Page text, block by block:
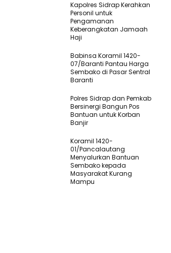
Kapolres Sidrap Kerahkan
Personil untuk
Pengamanan
Keberangkatan Jamaah
Haji
Babinsa Koramil 1420-
07/Baranti Pantau Harga
Sembako di Pasar Sentral
Baranti
Polres Sidrap dan Pemkab
Bersinergi Bangun Pos
Bantuan untuk Korban
Banjir
Koramil 1420-
01/Pancalautang
Menyalurkan Bantuan
Sembako kepada
Masyarakat Kurang
Mampu